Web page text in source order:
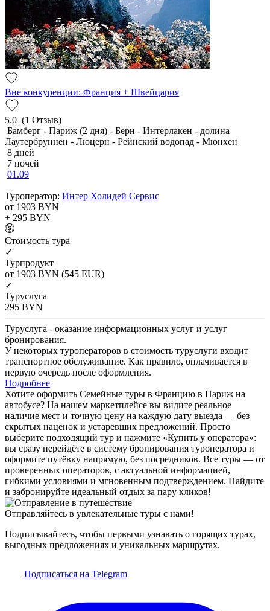
Вне конкуренции: Франция + Швейцария
5.0 (1 Отзыв)
Бамберг - Париж (2 дня) - Берн - Интерлакен - долина
Лаутербруннен - Люцерн - Рейнский водопад - Мюнхен
8 дней
7 ночей
01.09
Туроператор: Интер Холидей Сервис
от 1903 BYN
+ 295 BYN
Cтоимость тура
✓
Турпродукт
от 1903 BYN (545 EUR)
✓
Туруслуга
295 BYN
Туруслуга - оказание информационных услуг и услуг
бронирования.
У некоторых туроператоров в стоимость туруслуги входит
транспортное обслуживание. Как правило, оплачивается в
первую очередь после оформления.
Подробнее
Хотите оформить Семейные туры в Францию в Париж на
автобусе? На нашем маркетплейсе вы видите реальное
наличие мест и точную цену на каждую дату выезда — без
скрытых наценок и устаревших предложений. Просто
выберите подходящий тур и нажмите «Купить у оператора»:
вы сразу перейдёте в систему бронирования туроператора и
оформите путёвку напрямую, без посредников. Все туры — от
проверенных операторов, с актуальной информацией,
гибкими условиями и мгновенным подтверждением. Найдите
и забронируйте идеальный отдых за пару кликов!
Отправляйтесь в увлекательные туры с нами!
Подписывайтесь, чтобы первыми узнавать о горящих турах,
выгодных предложениях и уникальных маршрутах.
Подписаться на Telegram